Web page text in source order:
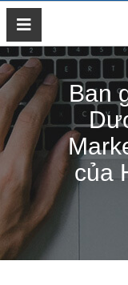
GIỚI
THIỆU
DỊCH
VỤ
MARKETING
ĐÀO
MARKETING
THIẾT
KẾ
WEB
Ban
của